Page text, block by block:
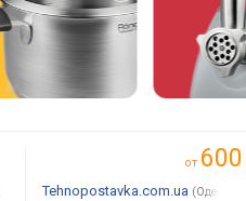
от 600
Tehnopostavka.com.ua (Одесса)